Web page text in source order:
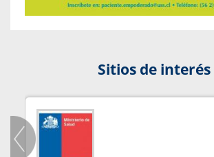
Sitios de interés